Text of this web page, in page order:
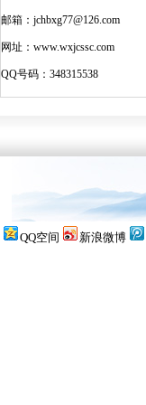
邮箱：jchbxg77@126.com
网址：www.wxjcssc.com
QQ号码：348315538
QQ空间 新浪微博